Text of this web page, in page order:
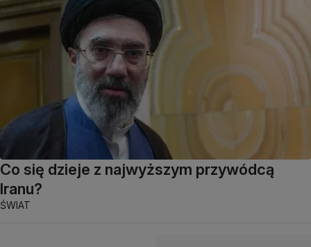
Co się dzieje z najwyższym przywódcą
Iranu?
ŚWIAT